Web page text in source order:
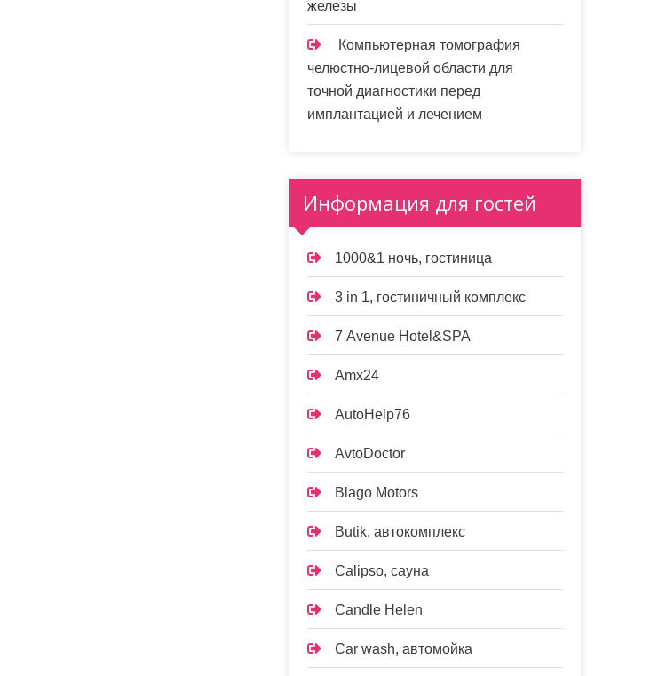
железы
Компьютерная томография
челюстно-лицевой области для
точной диагностики перед
имплантацией и лечением
Информация для гостей
1000&1 ночь, гостиница
3 in 1, гостиничный комплекс
7 Avenue Hotel&SPA
Amx24
AutoHelp76
AvtoDoctor
Blago Motors
Butik, автокомплекс
Calipso, сауна
Candle Helen
Car wash, автомойка